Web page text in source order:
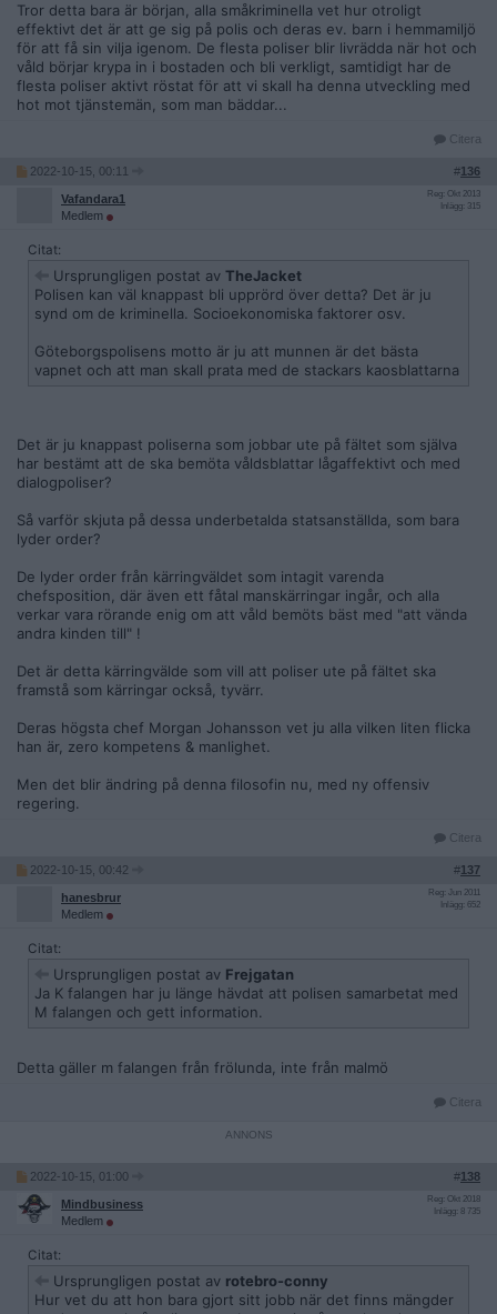
Tror detta bara är början, alla småkriminella vet hur otroligt
effektivt det är att ge sig på polis och deras ev. barn i hemmamiljö
för att få sin vilja igenom. De flesta poliser blir livrädda när hot och
våld börjar krypa in i bostaden och bli verkligt, samtidigt har de
flesta poliser aktivt röstat för att vi skall ha denna utveckling med
hot mot tjänstemän, som man bäddar...
Citera
2022-10-15, 00:11 #136
Vafandara1
Medlem
Reg: Okt 2013
Inlägg: 315
Citat:
Ursprungligen postat av TheJacket
Polisen kan väl knappast bli upprörd över detta? Det är ju
synd om de kriminella. Socioekonomiska faktorer osv.
Göteborgspolisens motto är ju att munnen är det bästa
vapnet och att man skall prata med de stackars kaosblattarna
Det är ju knappast poliserna som jobbar ute på fältet som själva
har bestämt att de ska bemöta våldsblattar lågaffektivt och med
dialogpoliser?
Så varför skjuta på dessa underbetalda statsanställda, som bara
lyder order?
De lyder order från kärringväldet som intagit varenda
chefsposition, där även ett fåtal manskärringar ingår, och alla
verkar vara rörande enig om att våld bemöts bäst med "att vända
andra kinden till" !
Det är detta kärringvälde som vill att poliser ute på fältet ska
framstå som kärringar också, tyvärr.
Deras högsta chef Morgan Johansson vet ju alla vilken liten flicka
han är, zero kompetens & manlighet.
Men det blir ändring på denna filosofin nu, med ny offensiv
regering.
Citera
2022-10-15, 00:42 #137
hanesbrur
Medlem
Reg: Jun 2011
Inlägg: 652
Citat:
Ursprungligen postat av Frejgatan
Ja K falangen har ju länge hävdat att polisen samarbetat med
M falangen och gett information.
Detta gäller m falangen från frölunda, inte från malmö
Citera
2022-10-15, 01:00 #138
Mindbusiness
Medlem
Reg: Okt 2018
Inlägg: 8 735
Citat:
Ursprungligen postat av rotebro-conny
Hur vet du att hon bara gjort sitt jobb när det finns mängder